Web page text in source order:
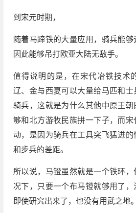
到宋元时期，
随着马蹄铁的大量应用，骑兵能
因此能够吊打欧亚大陆无敌手。
值得说明的是，在宋代冶铁技术
辽、金与西夏可以大量给马匹和
骑兵，这就是为什么其他中原王
够和北方游牧民族拼一下子，而
动，是因为骑兵在工具突飞猛进
和步兵的差距。
所以说，马镫虽然就是一个铁环
况下，只要一个布马镫就够用了，
即使研究出来了，也没有用武之地。